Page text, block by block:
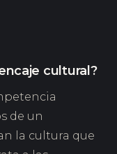
cultural?
de un
la cultura que